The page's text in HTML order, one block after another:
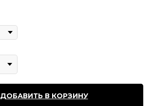
ДОБАВИТЬ В КОРЗИНУ